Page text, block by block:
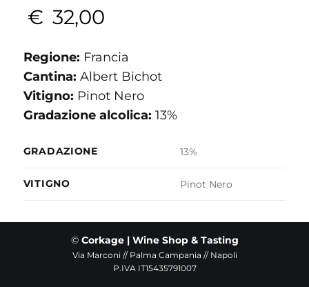
€ 32,00
Regione: Francia
Cantina: Albert Bichot
Vitigno: Pinot Nero
Gradazione alcolica: 13%
GRADAZIONE 13%
VITIGNO Pinot Nero
© Corkage | Wine Shop & Tasting
Via Marconi // Palma Campania // Napoli
P.IVA IT15435791007